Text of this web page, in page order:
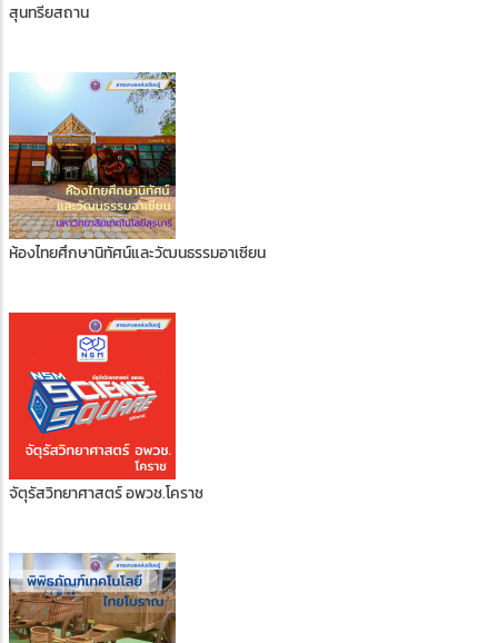
สุนทรียสถาน
ห้องไทยศึกษานิทัศน์และวัฒนธรรมอาเซียน
จัตุรัสวิทยาศาสตร์ อพวช.โคราช